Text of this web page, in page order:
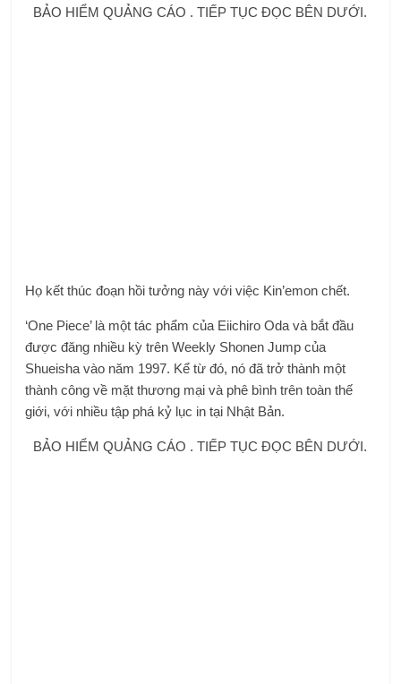
BẢO HIỂM QUẢNG CÁO . TIẾP TỤC ĐỌC BÊN DƯỚI.
Họ kết thúc đoạn hồi tưởng này với việc Kin’emon chết.
‘One Piece’ là một tác phẩm của Eiichiro Oda và bắt đầu
được đăng nhiều kỳ trên Weekly Shonen Jump của
Shueisha vào năm 1997. Kể từ đó, nó đã trở thành một
thành công về mặt thương mại và phê bình trên toàn thế
giới, với nhiều tập phá kỷ lục in tại Nhật Bản.
BẢO HIỂM QUẢNG CÁO . TIẾP TỤC ĐỌC BÊN DƯỚI.